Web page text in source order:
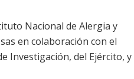
Nacional de Alergia y
en colaboración con el
Investigación, del Ejército, y